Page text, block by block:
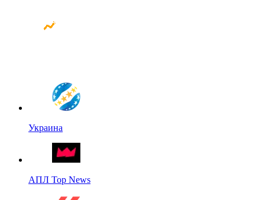
Украина
АПЛ Top News